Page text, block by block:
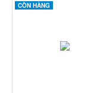
CÒN HÀNG